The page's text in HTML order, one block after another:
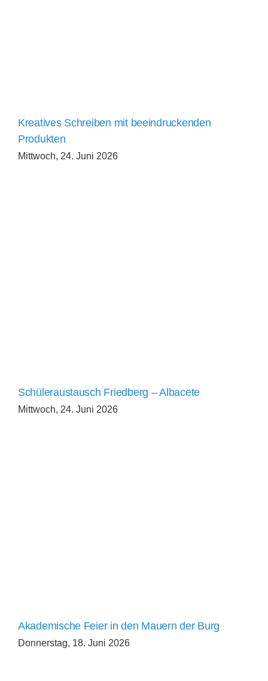
Kreatives Schreiben mit beeindruckenden
Produkten
Mittwoch, 24. Juni 2026
Schüleraustausch Friedberg – Albacete
Mittwoch, 24. Juni 2026
Akademische Feier in den Mauern der Burg
Donnerstag, 18. Juni 2026